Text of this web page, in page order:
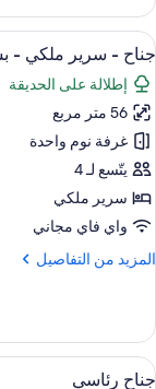
جناح
جونيور
-
منظر
للحديقة
في
الطابق
الأرضي
استعراض
جميع
صور
جناح
-
سرير
ملكي
-
بشرفة
-
9
جناح - سرير ملكي -
إطلالة على الحديقة
56 متر مربع
غرفة نوم واحدة
يتّسع لـ 4
سرير ملكي
واي فاي مجاني
المزيد من التفاصيل
المزيد
جناح
سرير
استعراض
7
جناح رئاسي